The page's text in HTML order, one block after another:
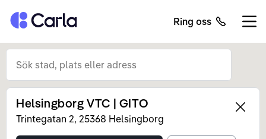
Tillbaka till startsidan Ring oss
Left
Helsingborg VTC | GITO
Trintegatan 2, 25368 Helsingborg